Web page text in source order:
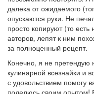
далека от ожидаемого
опускаются руки. Не
просто копируют (то
авторов, лепят к ним
за полноценный рецепт.
Конечно, я не претендую
кулинарной всезнайки и
с удовольствием помогу
поделюсь своим опытом!